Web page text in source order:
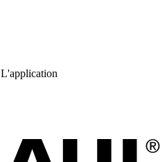
L'application